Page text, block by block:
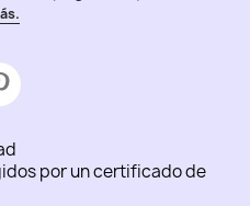
por un certificado de